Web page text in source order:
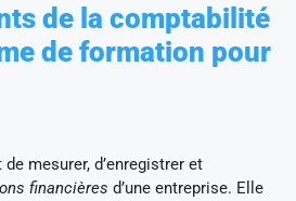
de la comptabilité
de formation pour
de mesurer, d’enregistrer et
financières d’une entreprise. Elle